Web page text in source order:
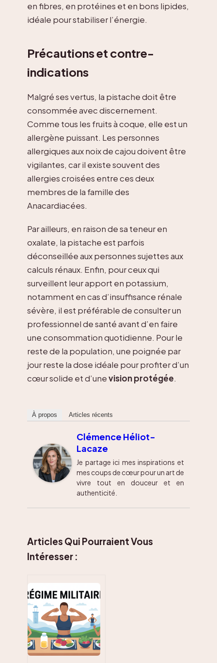
en fibres, en protéines et en bons lipides,
idéale pour stabiliser l’énergie.
Précautions et contre-
indications
Malgré ses vertus, la pistache doit être
consommée avec discernement.
Comme tous les fruits à coque, elle est un
allergène puissant. Les personnes
allergiques aux noix de cajou doivent être
vigilantes, car il existe souvent des
allergies croisées entre ces deux
membres de la famille des
Anacardiacées.
Par ailleurs, en raison de sa teneur en
oxalate, la pistache est parfois
déconseillée aux personnes sujettes aux
calculs rénaux. Enfin, pour ceux qui
surveillent leur apport en potassium,
notamment en cas d’insuffisance rénale
sévère, il est préférable de consulter un
professionnel de santé avant d’en faire
une consommation quotidienne. Pour le
reste de la population, une poignée par
jour reste la dose idéale pour profiter d’un
cœur solide et d’unevision protégée.
À propos Articles récents
Clémence Héliot-
Lacaze
Je partage ici mes inspirations et
mes coups de cœur pour un art de
vivre tout en douceur et en
authenticité.
Articles Qui Pourraient Vous
Intéresser :